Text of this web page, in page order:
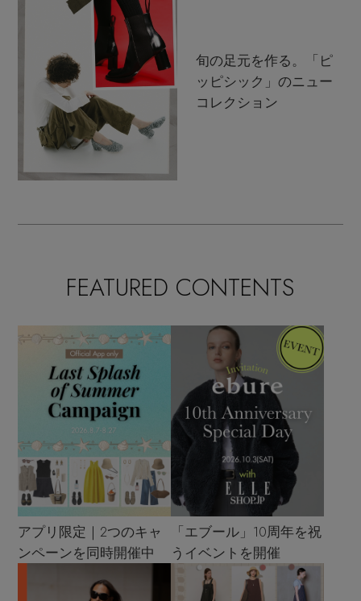
旬の足元を作る。「ピ
ッピシック」のニュー
コレクション
FEATURED CONTENTS
アプリ限定｜2つのキャ
ンペーンを同時開催中
「エブール」10周年を祝
うイベントを開催